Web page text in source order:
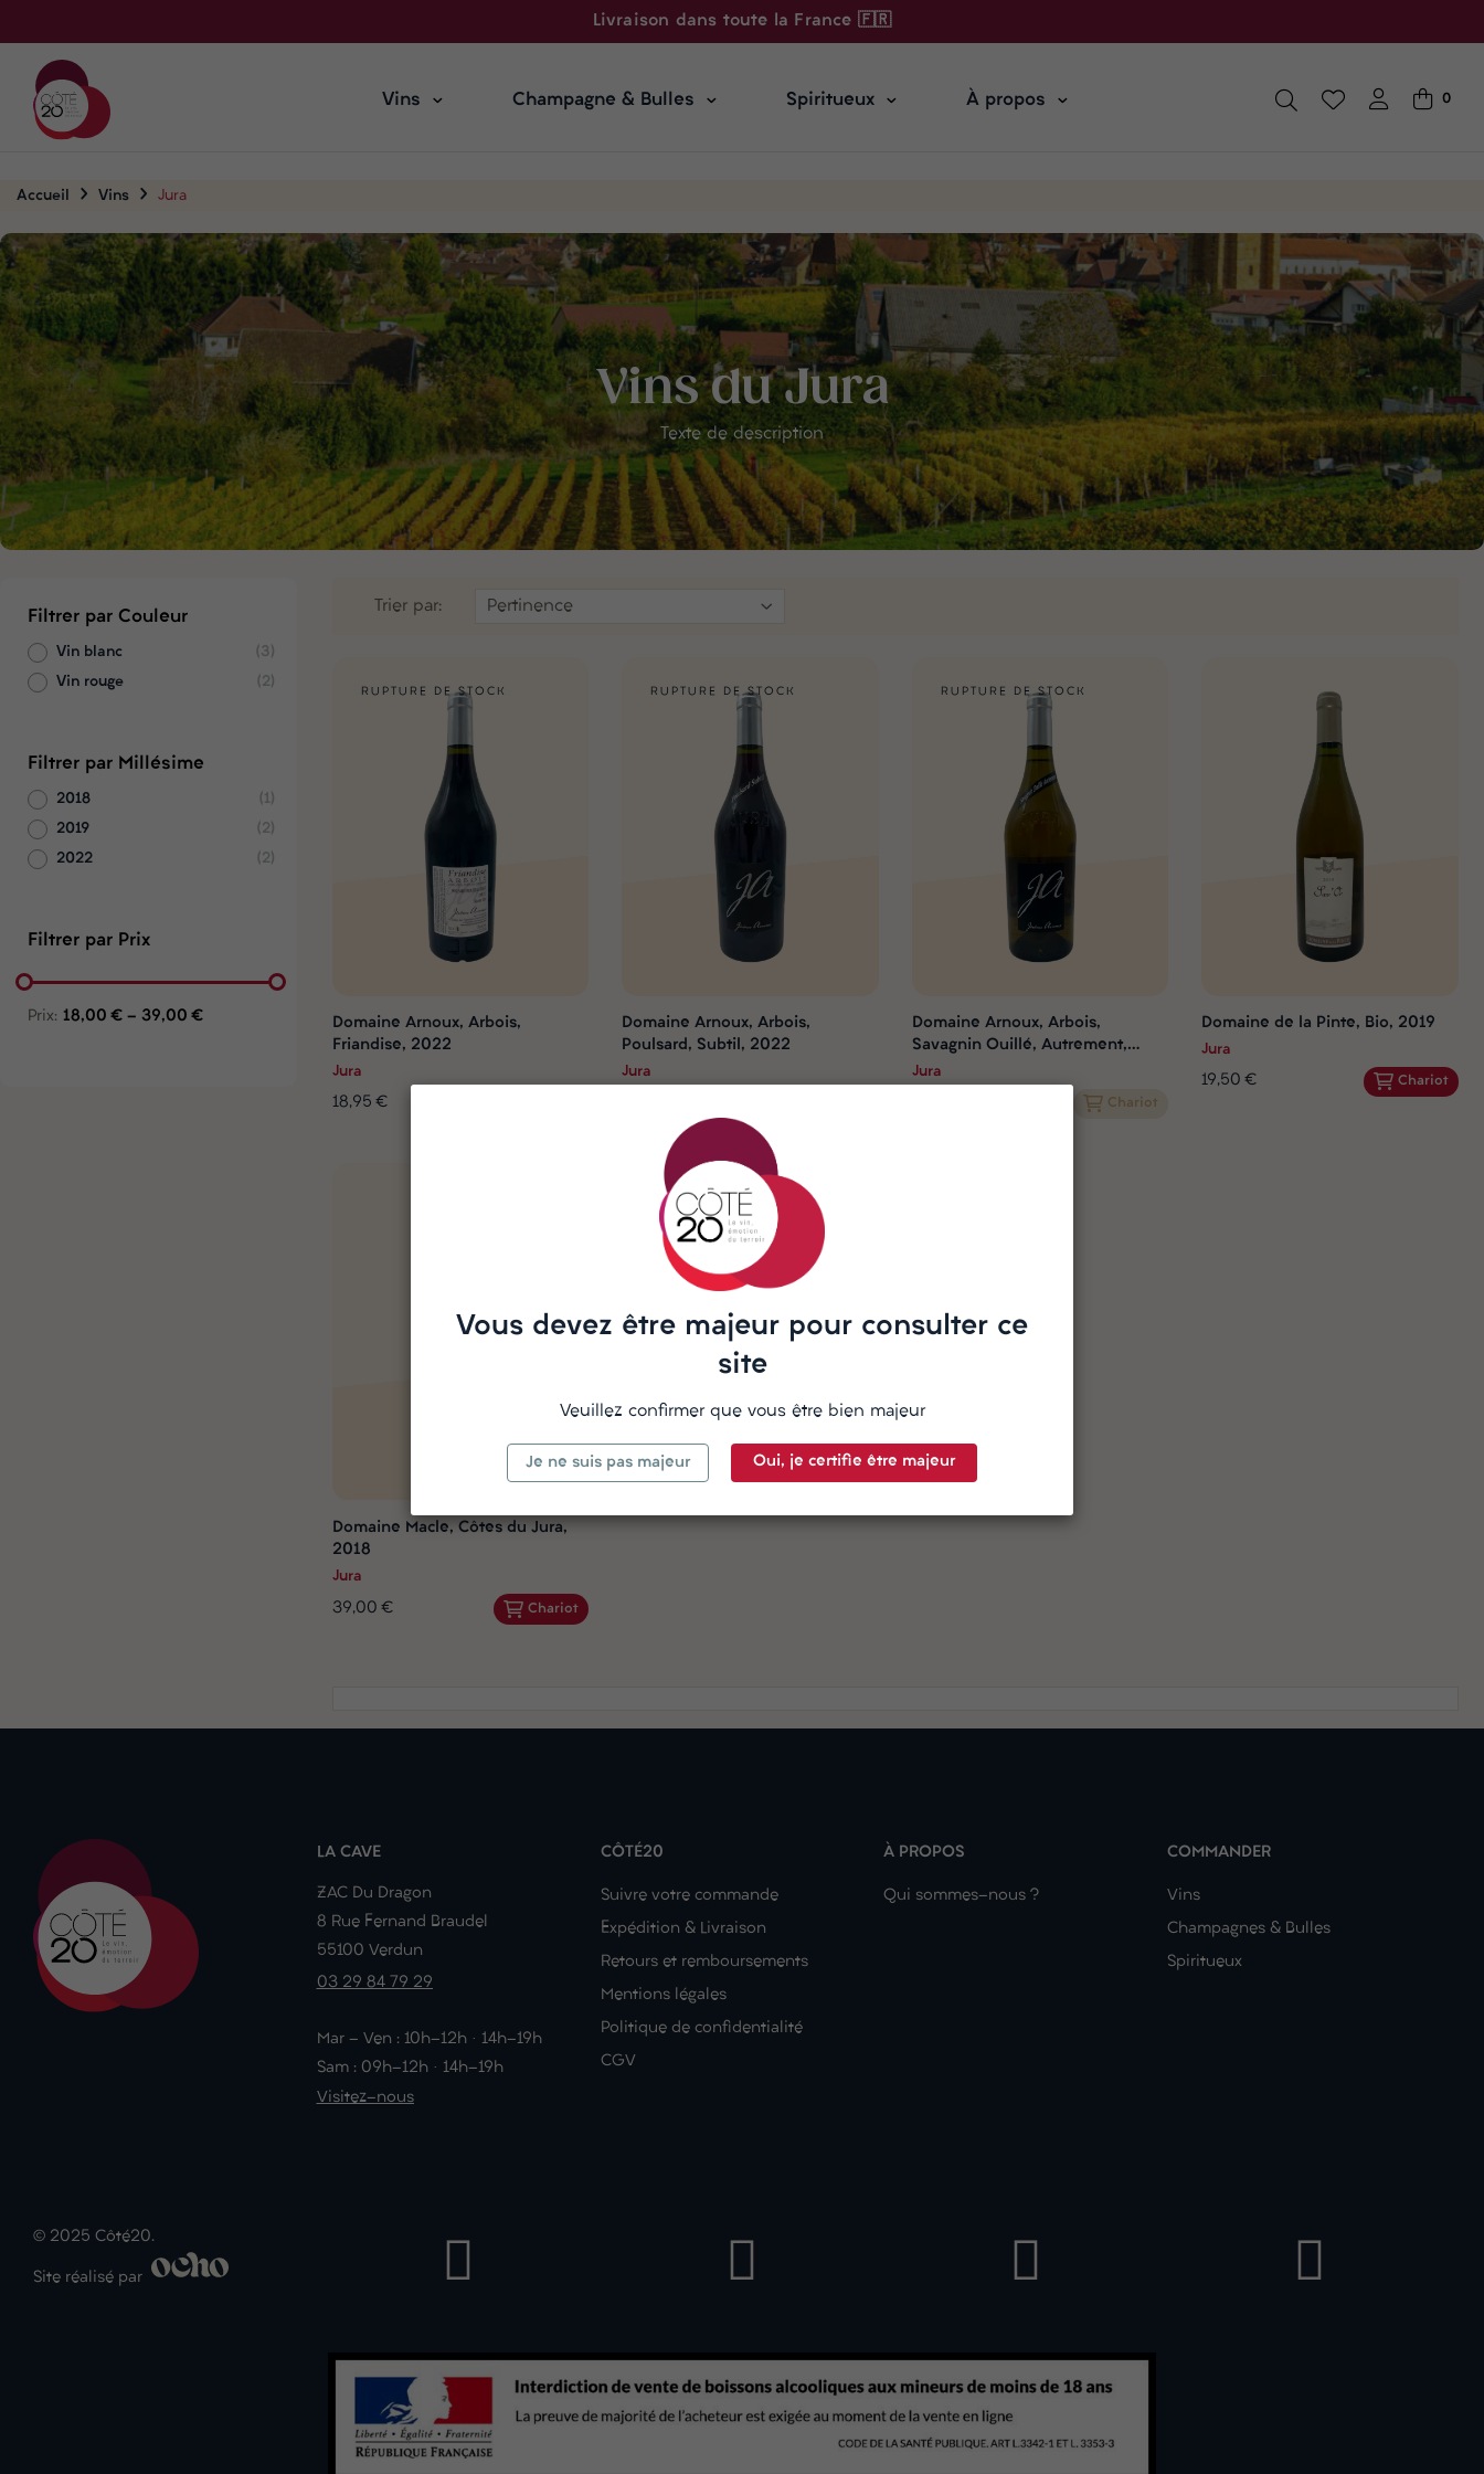
Livraison dans toute la France 🇫🇷
Vins Champagne & Bulles Spiritueux À propos 0
Accueil Vins Jura
Vins du Jura
Texte de description
Filtrer par Couleur
Vin blanc (3)
Vin rouge (2)
Filtrer par Millésime
2018 (1)
2019 (2)
2022 (2)
Filtrer par Prix
Prix: 18,00 € - 39,00 €
Trier par: Pertinence
RUPTURE DE STOCK
Domaine Arnoux, Arbois,
Friandise, 2022
Jura
18,95 €
RUPTURE DE STOCK
Domaine Arnoux, Arbois,
Poulsard, Subtil, 2022
Jura
RUPTURE DE STOCK
Domaine Arnoux, Arbois,
Savagnin Ouillé, Autrement,
2019
Jura
Chariot
Domaine de la Pinte, Bio, 2019
Jura
19,50 € Chariot
Domaine Macle, Côtes du Jura,
2018
Jura
39,00 € Chariot
LA CAVE
ZAC Du Dragon
8 Rue Fernand Braudel
55100 Verdun
03 29 84 79 29
Mar - Ven : 10h-12h · 14h-19h
Sam : 09h-12h · 14h-19h
Visitez-nous
CÔTÉ20
Suivre votre commande
Expédition & Livraison
Retours et remboursements
Mentions légales
Politique de confidentialité
CGV
À PROPOS
Qui sommes-nous ?
COMMANDER
Vins
Champagnes & Bulles
Spiritueux
© 2025 Côté20.
Site réalisé par
Vous devez être majeur pour consulter ce
site
Veuillez confirmer que vous être bien majeur
Je ne suis pas majeur Oui, je certifie être majeur